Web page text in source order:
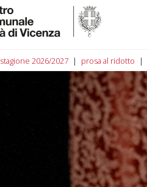
stagione 2026/2027 prosa al ridotto